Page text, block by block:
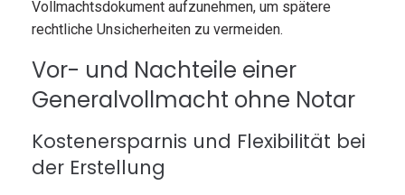
Vollmachtsdokument aufzunehmen, um spätere
rechtliche Unsicherheiten zu vermeiden.
Vor- und Nachteile einer
Generalvollmacht ohne Notar
Kostenersparnis und Flexibilität bei
der Erstellung